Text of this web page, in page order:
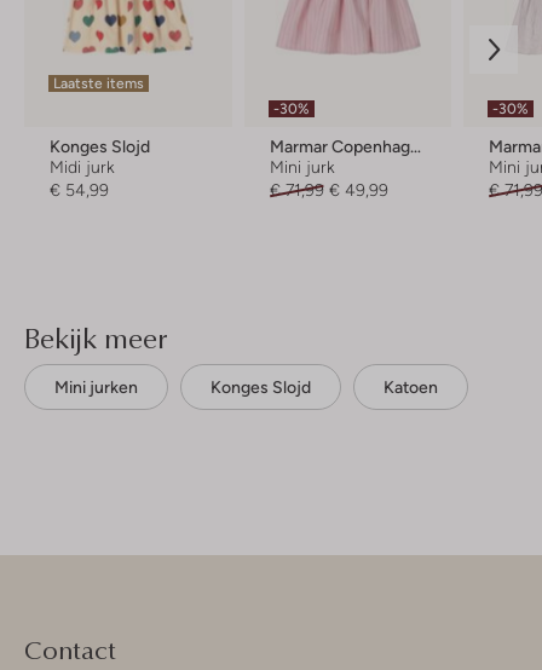
Laatste items
Konges Slojd
Midi jurk
€ 54,99
-30%
Marmar Copenhagen
Mini jurk
€ 71,99 € 49,99
-30%
Mini
€
Bekijk meer
Mini jurken Konges Slojd Katoen
Contact